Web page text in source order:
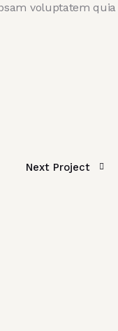
voluptatem
Next Project